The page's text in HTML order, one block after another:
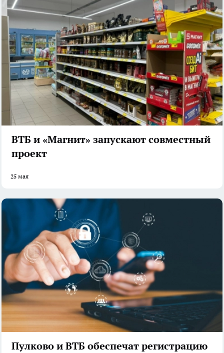
ВТБ и «Магнит» запускают совместный
проект
25 мая
Пулково и ВТБ обеспечат регистрацию